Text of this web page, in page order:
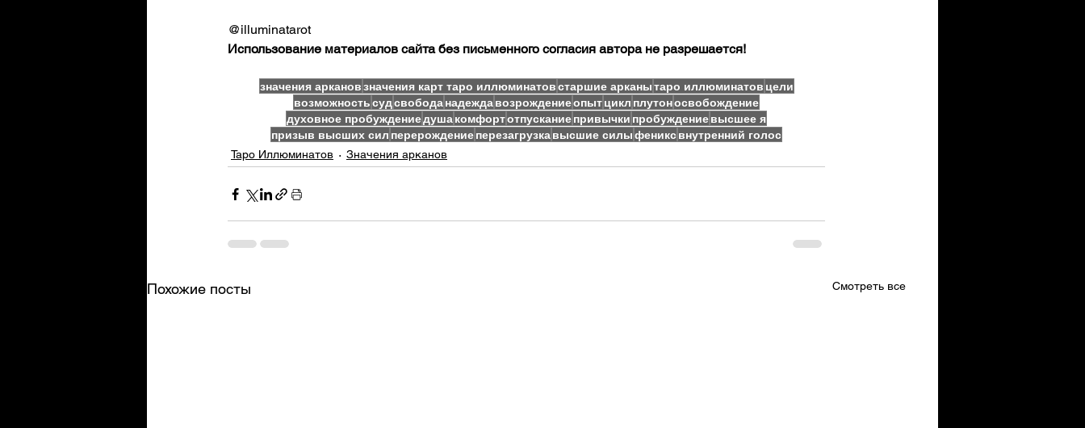
@illuminatarot
Использование материалов сайта без письменного согласия автора не разрешается!
значения аркановзначения карт таро иллюминатовстаршие арканытаро иллюминатов цели
возможностьсудсвободанадеждавозрождениеопытцикл плутоносвобождение
духовное пробуждениедушакомфортотпусканиепривычки пробуждениевысшее я
призыв высших сил перерождениеперезагрузкавысшие силыфениксвнутренний голос
Таро Иллюминатов Значения арканов
Похожие посты Смотреть все